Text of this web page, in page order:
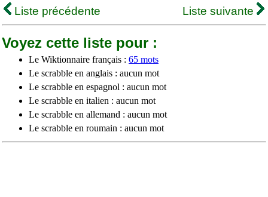
Liste précédente
Liste suivante
Voyez cette liste pour :
Le Wiktionnaire français : 65 mots
Le scrabble en anglais : aucun mot
Le scrabble en espagnol : aucun mot
Le scrabble en italien : aucun mot
Le scrabble en allemand : aucun mot
Le scrabble en roumain : aucun mot